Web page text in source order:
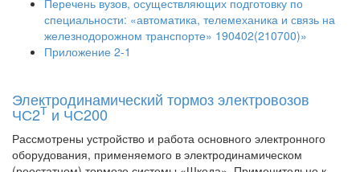
специальности: «автоматика, телемеханика и связь на
железнодорожном транспорте» 190402(210700)»
Приложение 2-1
Электродинамический тормоз электровозов
ЧС2Т и ЧС200
Рассмотрены устройство и работа основного электронного
оборудования, применяемого в электродинамическом